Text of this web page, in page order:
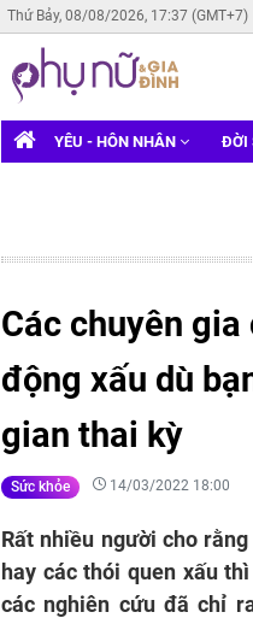
Thứ Bảy, 08/08/2026, 17:37 (GMT+7)
YÊU - HÔN NHÂN ĐỜI
Các chuyên gia
động xấu dù
gian thai kỳ
Sức khỏe 14/03/2022 18:00
Rất nhiều người cho
hay các thói quen xấu
các nghiên cứu đã chỉ